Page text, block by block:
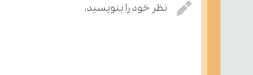
نظر خود را بنویسید.